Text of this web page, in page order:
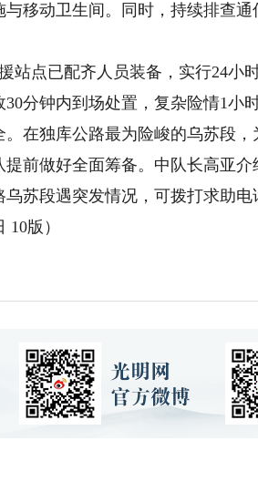
移动卫生间。同时，持续排查
点已配齐人员装备，实行24小时
分钟内到场处置，复杂险情1小
在独库公路最为险峻的乌苏段，
前做好全面筹备。中队长高亚
苏段遇突发情况，可拨打求助电
版）